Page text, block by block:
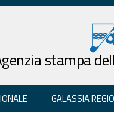
stampa
GALASSIA